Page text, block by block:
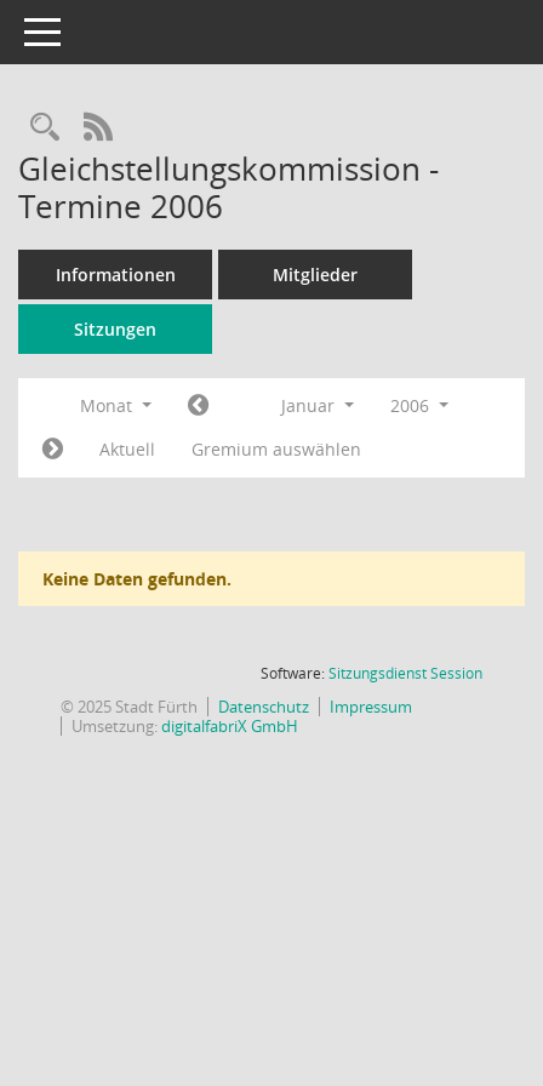
Toggle navigation
Rechercheauswahl
RSS-Feed
Gleichstellungskommission -
Termine 2006
Informationen Mitglieder
Sitzungen
Monat Januar
2006
Aktuell
Gremium auswählen
Keine Daten gefunden.
Software:SitzungsdienstSession(Wird in
© 2025 Stadt Fürth Datenschutz
Impressum
Umsetzung:digitalfabriX GmbH